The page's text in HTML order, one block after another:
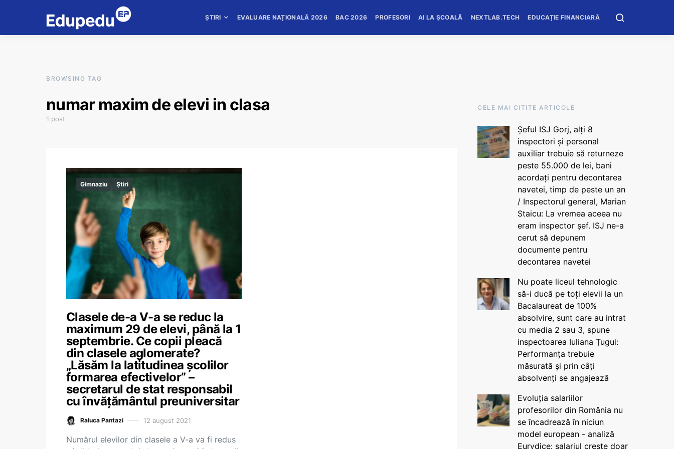
ȘTIRI EVALUARE NAȚIONALĂ 2026 BAC 2026 PROFESORI AI LA ȘCOALĂ NEXTLAB.TECH EDUCAȚIE FINANCIARĂ
BROWSING TAG
numar maxim de elevi in clasa
1 post
Gimnaziu Știri
Clasele de-a V-a se reduc la
maximum 29 de elevi, până la 1
septembrie. Ce copii pleacă
din clasele aglomerate?
„Lăsăm la latitudinea școlilor
formarea efectivelor” –
secretarul de stat responsabil
cu învățământul preuniversitar
Raluca Pantazi 12 august 2021
Numărul elevilor din clasele a V-a va fi redus
CELE MAI CITITE ARTICOLE
Șeful ISJ Gorj, alți 8
inspectori și personal
auxiliar trebuie să returneze
peste 55.000 de lei, bani
acordați pentru decontarea
navetei, timp de peste un an
/ Inspectorul general, Marian
Staicu: La vremea aceea nu
eram inspector șef. ISJ ne-a
cerut să depunem
documente pentru
decontarea navetei
Nu poate liceul tehnologic
să-i ducă pe toți elevii la un
Bacalaureat de 100%
absolvire, sunt care au intrat
cu media 2 sau 3, spune
inspectoarea Iuliana Țugui:
Performanța trebuie
măsurată și prin câți
absolvenți se angajează
Evoluția salariilor
profesorilor din România nu
se încadrează în niciun
model european - analiză
Eurydice: salariul crește doar